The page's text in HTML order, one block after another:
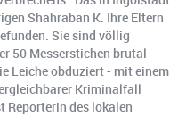
Shahraban K. Ihre Eltern
Sie sind völlig
50 Messerstichen brutal
Leiche obduziert - mit einem
Kriminalfall
des lokalen